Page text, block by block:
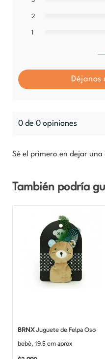
2
1
Déjanos
0 de 0 opiniones
Sé el primero en dejar una
También podría
BRNXJuguete de Felpa Oso
bebè, 19.5 cm aprox